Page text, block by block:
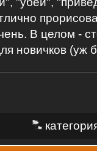
В целом -
новичков (уж